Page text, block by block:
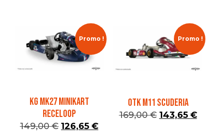
Promo !
KG MK27 MINIKART
RECELOOP
149,00€ 126,65 €
Promo !
OTK M11 SCUDERIA
169,00€ 143,65 €